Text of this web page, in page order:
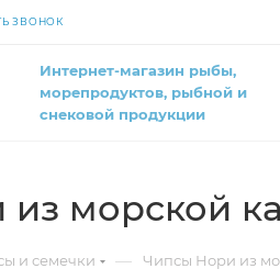
ЗВОНОК
Интернет-магазин рыбы,
морепродуктов, рыбной и
снековой продукции
морской
и семечки — Чипсы Нори из